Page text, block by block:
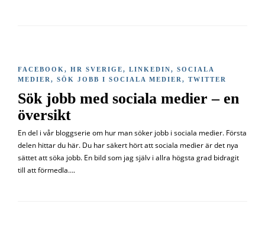
FACEBOOK , HR SVERIGE, LINKEDIN, SOCIALA
MEDIER , SÖK JOBB I SOCIALA MEDIER , TWITTER
Sök jobb med sociala medier – en
översikt
En del i vår bloggserie om hur man söker jobb i sociala medier. Första
delen hittar du här. Du har säkert hört att sociala medier är det nya
sättet att söka jobb. En bild som jag själv i allra högsta grad bidragit
till att förmedla….